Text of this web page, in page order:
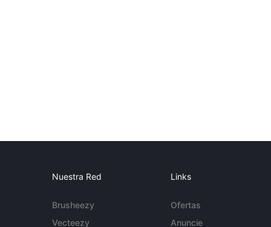
Nuestra Red
Brusheezy
Vecteezy
Links
Ofertas
Anuncie